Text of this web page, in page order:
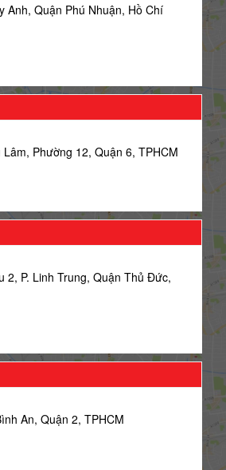
Anh, Quận Phú Nhuận, Hồ Chí
Lâm, Phường 12, Quận 6, TPHCM
2, P. Linh Trung, Quận Thủ Đức,
An, Quận 2, TPHCM